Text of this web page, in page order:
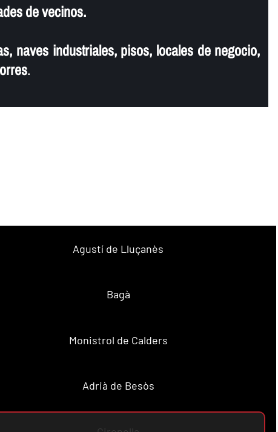
de vecinos.
naves industriales, pisos, locales de negocio,
.
Agustí de Lluçanès
Bagà
Monistrol de Calders
Adrià de Besòs